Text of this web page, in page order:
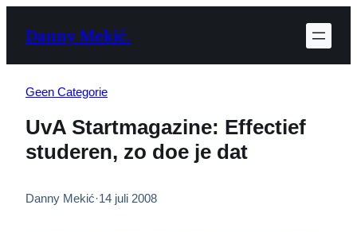
naarDanny Mekić.
Geen Categorie
UvA Startmagazine: Effectief
studeren, zo doe je dat
Danny Mekić·14 juli 2008